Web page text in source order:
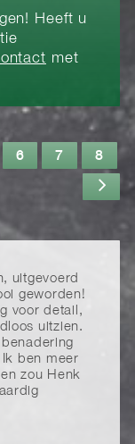
Heeft u
met
6 7 8
uitgevoerd
geworden!
voor detail,
uitzien.
ben meer
zou Henk